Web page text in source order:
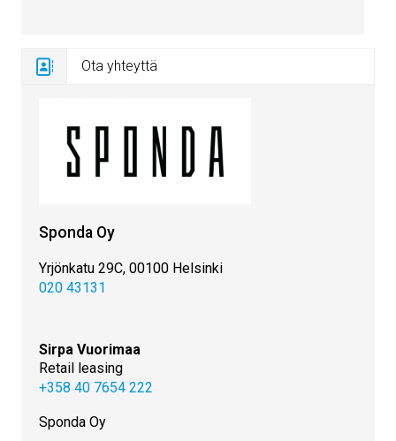
Ota yhteyttä
Sponda Oy
Yrjönkatu 29C, 00100 Helsinki
020 43131
Sirpa Vuorimaa
Retail leasing
+358 40 7654 222
Sponda Oy